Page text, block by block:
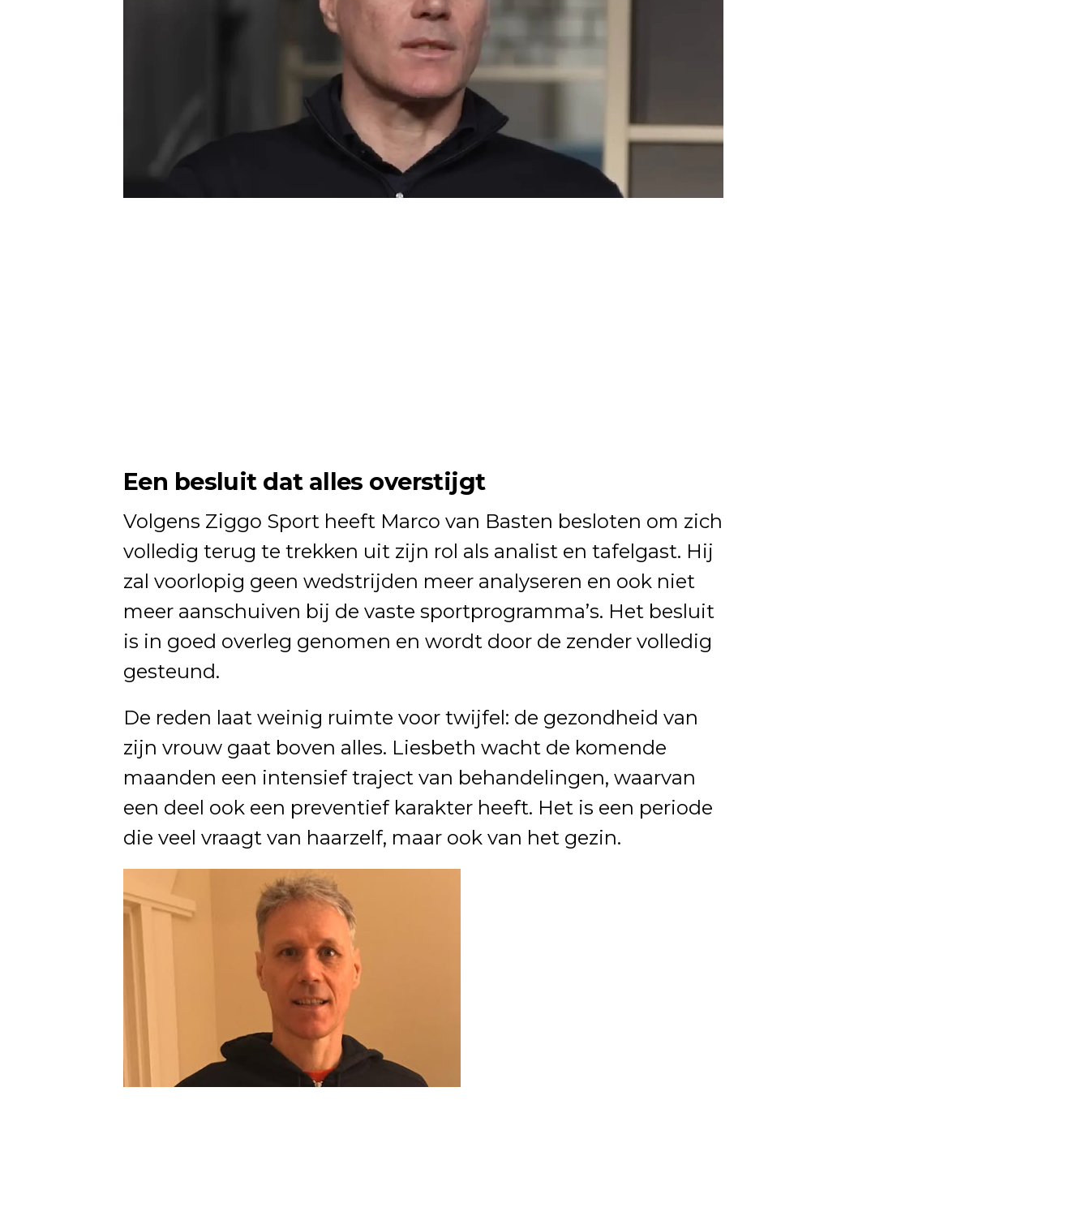
Een besluit dat alles overstijgt
Volgens Ziggo Sport heeft Marco van Basten besloten om zich
volledig terug te trekken uit zijn rol als analist en tafelgast. Hij
zal voorlopig geen wedstrijden meer analyseren en ook niet
meer aanschuiven bij de vaste sportprogramma’s. Het besluit
is in goed overleg genomen en wordt door de zender volledig
gesteund.
De reden laat weinig ruimte voor twijfel: de gezondheid van
zijn vrouw gaat boven alles. Liesbeth wacht de komende
maanden een intensief traject van behandelingen, waarvan
een deel ook een preventief karakter heeft. Het is een periode
die veel vraagt van haarzelf, maar ook van het gezin.